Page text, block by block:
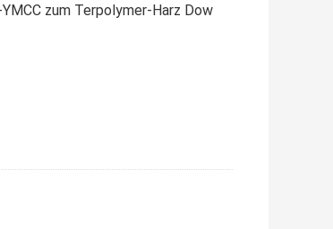
zum Terpolymer-Harz Dow